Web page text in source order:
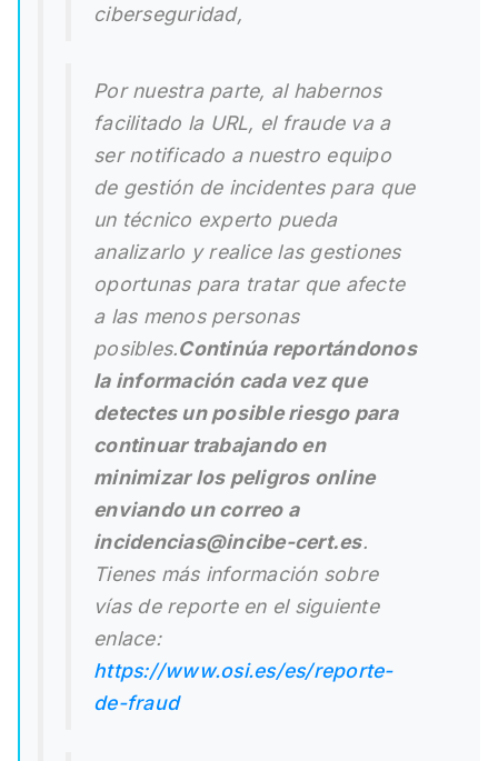
ciberseguridad,
Por nuestra parte, al habernos
facilitado la URL, el fraude va a
ser notificado a nuestro equipo
de gestión de incidentes para que
un técnico experto pueda
analizarlo y realice las gestiones
oportunas para tratar que afecte
a las menos personas
posibles.Continúa reportándonos
la información cada vez que
detectes un posible riesgo para
continuar trabajando en
minimizar los peligros online
enviando un correo a
incidencias@incibe-cert.es.
Tienes más información sobre
vías de reporte en el siguiente
enlace:
https://www.osi.es/es/reporte-
de-fraud